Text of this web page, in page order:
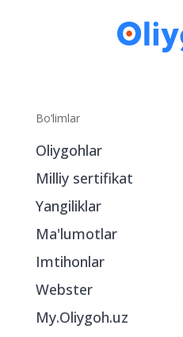
Bo‘limlar
Oliygohlar
Milliy sertifikat
Yangiliklar
Ma'lumotlar
Imtihonlar
Webster
My.Oliygoh.uz